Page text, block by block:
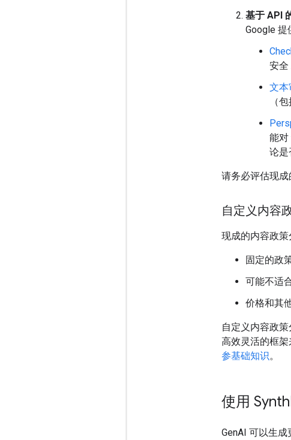
基于 API
Google 提
安全
文本
（
能对
论是
请务必评估现成
自定义内容
现成的内容政策
固定的政
可能不适
价格和其
自定义内容政
高效灵活的框
参基础知识。
使用 Synth
GenAI 可以生